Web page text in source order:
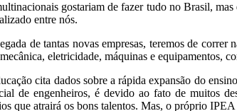
gostariam de fazer tudo no Brasil,
entre nós.
de tantas novas empresas, teremos de
eletricidade, máquinas e equipamentos,
cita dados sobre a rápida expansão do
de engenheiros, é devido ao fato de muitos
que atrairá os bons talentos. Mas, o próprio